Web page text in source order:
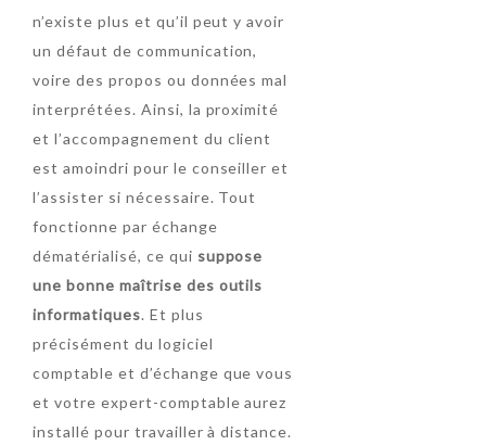
n’existe plus et qu’il peut y avoir
un défaut de communication,
voire des propos ou données mal
interprétées. Ainsi, la proximité
et l’accompagnement du client
est amoindri pour le conseiller et
l’assister si nécessaire. Tout
fonctionne par échange
dématérialisé, ce qui suppose
une bonne maîtrise des outils
informatiques. Et plus
précisément du logiciel
comptable et d’échange que vous
et votre expert-comptable aurez
installé pour travailler à distance.